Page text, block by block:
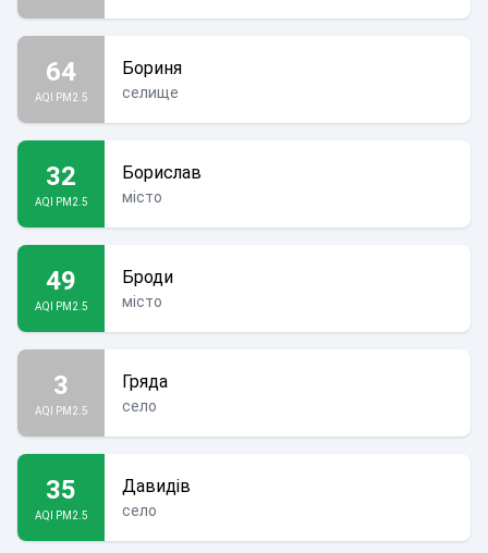
64
AQI PM2.5
Бориня
селище
32
AQI PM2.5
Борислав
місто
49
AQI PM2.5
Броди
місто
3
AQI PM2.5
Гряда
село
35
AQI PM2.5
Давидів
село